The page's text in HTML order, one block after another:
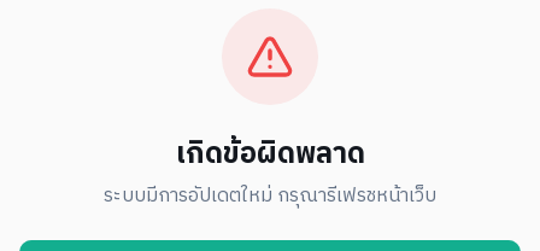
เกิดข้อผิดพลาด
ระบบมีการอัปเดตใหม่ กรุณารีเฟรชหน้าเว็บ